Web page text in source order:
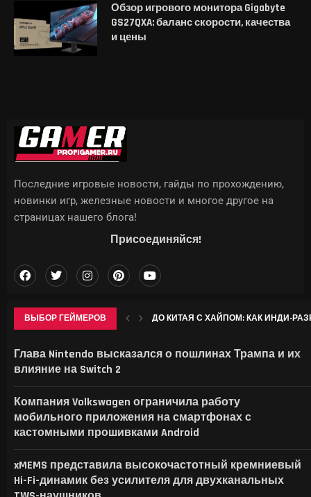
Обзор игрового монитора Gigabyte
GS27QXA: баланс скорости, качества
и цены
ВЫБОР ГЕЙМЕРОВ ДО КИТАЯ С ХАЙПОМ: КАК ИНДИ-
Глава Nintendo высказался о пошлинах Трампа и их
влияние на Switch 2
Компания Volkswagen ограничила работу
мобильного приложения на смартфонах с
кастомными прошивками Android
xMEMS представила высокочастотный кремниевый
Hi-Fi-динамик без усилителя для двухканальных
Последние игровые новости, гайды по прохождению,
новинки игр, железные новости и многое другое на
страницах нашего блога!
Присоединяйся!